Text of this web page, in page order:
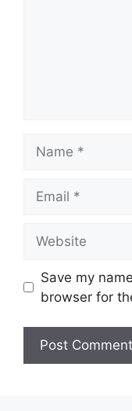
Save my
browser for